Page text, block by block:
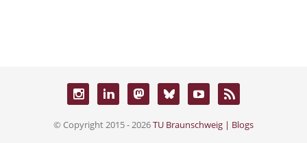
© Copyright 2015 - 2026TU Braunschweig | Blogs